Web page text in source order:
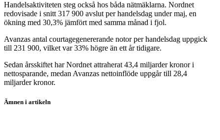
Handelsaktiviteten steg också hos båda nätmäklarna. Nordnet
redovisade i snitt 317 900 avslut per handelsdag under maj, en
ökning med 30,3% jämfört med samma månad i fjol.
Avanzas antal courtagegenererande notor per handelsdag uppgick
till 231 900, vilket var 33% högre än ett år tidigare.
Sedan årsskiftet har Nordnet attraherat 43,4 miljarder kronor i
nettosparande, medan Avanzas nettoinflöde uppgår till 28,4
miljarder kronor.
Ämnen i artikeln